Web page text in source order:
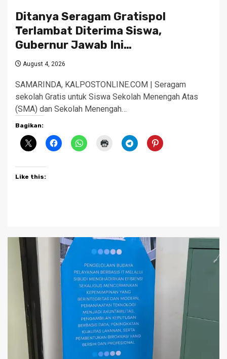
Ditanya Seragam Gratispol
Terlambat Diterima Siswa,
Gubernur Jawab Ini…
August 4, 2026
SAMARINDA, KALPOSTONLINE.COM | Seragam
sekolah Gratis untuk Siswa Sekolah Menengah Atas
(SMA) dan Sekolah Menengah…
Bagikan:
Like this: